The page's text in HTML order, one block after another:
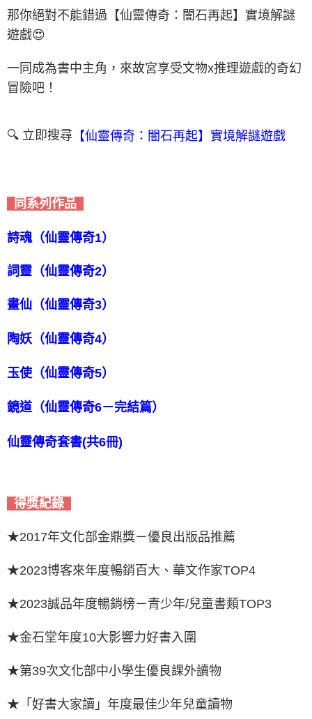
那你絕對不能錯過【仙靈傳奇：闇石再起】實境解謎
遊戲😍
一同成為書中主角，來故宮享受文物x推理遊戲的奇幻
冒險吧！
🔍 立即搜尋 【仙靈傳奇：闇石再起】實境解謎遊戲
同系列作品
詩魂（仙靈傳奇1）
詞靈（仙靈傳奇2）
畫仙（仙靈傳奇3）
陶妖（仙靈傳奇4）
玉使（仙靈傳奇5）
鏡道（仙靈傳奇6－完結篇）
仙靈傳奇套書(共6冊)
得獎紀錄
★2017年文化部金鼎獎－優良出版品推薦
★2023博客來年度暢銷百大、華文作家TOP4
★2023誠品年度暢銷榜－青少年/兒童書類TOP3
★金石堂年度10大影響力好書入圍
★第39次文化部中小學生優良課外讀物
★「好書大家讀」年度最佳少年兒童讀物